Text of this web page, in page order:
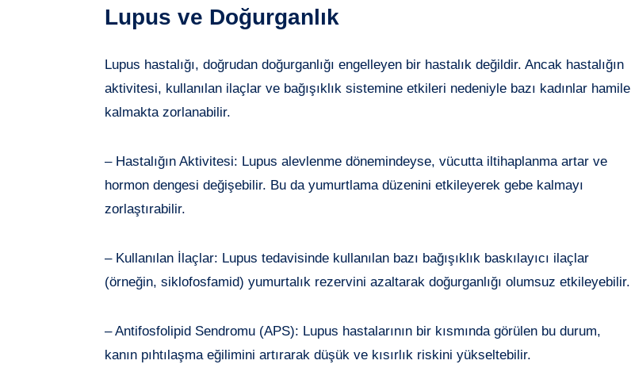
Lupus ve Doğurganlık
Lupus hastalığı, doğrudan doğurganlığı engelleyen bir hastalık değildir. Ancak hastalığın
aktivitesi, kullanılan ilaçlar ve bağışıklık sistemine etkileri nedeniyle bazı kadınlar hamile
kalmakta zorlanabilir.
– Hastalığın Aktivitesi: Lupus alevlenme dönemindeyse, vücutta iltihaplanma artar ve
hormon dengesi değişebilir. Bu da yumurtlama düzenini etkileyerek gebe kalmayı
zorlaştırabilir.
– Kullanılan İlaçlar: Lupus tedavisinde kullanılan bazı bağışıklık baskılayıcı ilaçlar
(örneğin, siklofosfamid) yumurtalık rezervini azaltarak doğurganlığı olumsuz etkileyebilir.
– Antifosfolipid Sendromu (APS): Lupus hastalarının bir kısmında görülen bu durum,
kanın pıhtılaşma eğilimini artırarak düşük ve kısırlık riskini yükseltebilir.